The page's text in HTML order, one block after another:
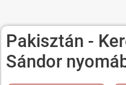
Pakisztán -
Sándor